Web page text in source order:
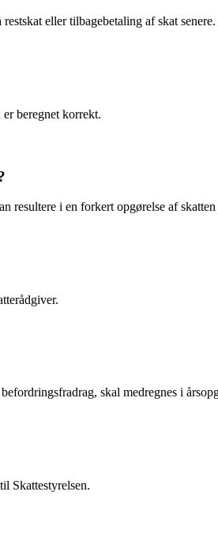
eller tilbagebetaling af skat senere.
beregnet korrekt.
resultere i en forkert opgørelse af skatten
skal medregnes i
Skattestyrelsen.